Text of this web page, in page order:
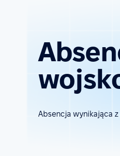
Absencja wynikająca